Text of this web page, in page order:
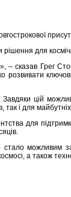
для
Грег
цій
і для
для
можливим
а також